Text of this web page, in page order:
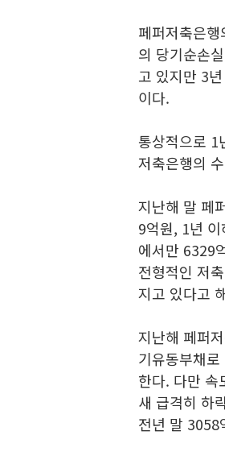
페퍼저축은
의 당기순손
고 있지만 3
이다.
통상적으로 1
저축은행의
지난해 말 페
9억원, 1년
에서만 6329
전형적인 저
지고 있다고
지난해 페퍼
기유동부채
한다. 다만 속
새 급격히 하
전년 말 3058